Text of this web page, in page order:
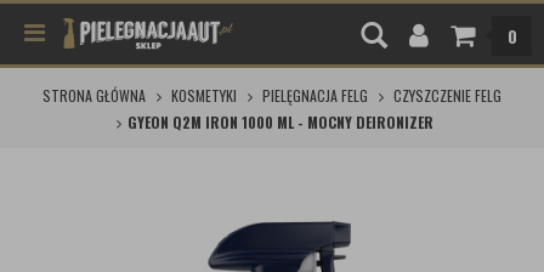
0
STRONA GŁÓWNA KOSMETYKI PIELĘGNACJA FELG
CZYSZCZENIE FELG
GYEON Q2M IRON 1000 ML - MOCNY DEIRONIZER